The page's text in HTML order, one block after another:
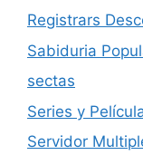
Registrars
Sabiduria
sectas
Series y
Servidor